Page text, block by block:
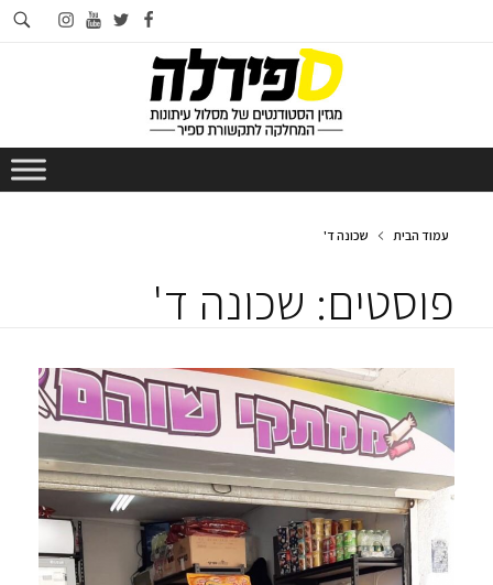
facebook
twitter
youtube
instagram
עמוד הבית שכונה ד'
פוסטים: שכונה ד'